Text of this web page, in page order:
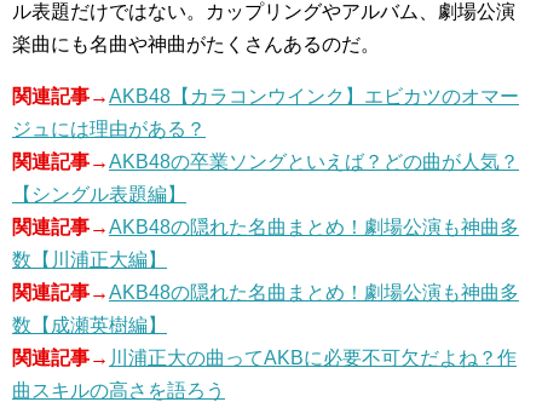
ル表題だけではない。カップリングやアルバム、劇場公演
楽曲にも名曲や神曲がたくさんあるのだ。
関連記事→AKB48【カラコンウインク】エビカツのオマー
ジュには理由がある？
関連記事→AKB48の卒業ソングといえば？どの曲が人気？
【シングル表題編】
関連記事→AKB48の隠れた名曲まとめ！劇場公演も神曲多
数【川浦正大編】
関連記事→AKB48の隠れた名曲まとめ！劇場公演も神曲多
数【成瀬英樹編】
関連記事→ 川浦正大の曲ってAKBに必要不可欠だよね？作
曲スキルの高さを語ろう